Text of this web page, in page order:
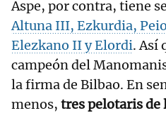
Aspe, por contra, tiene
Altuna III, Ezkurdia,
Elezkano II y Elordi. Así
campeón del
la firma de Bilbao. En
menos, tres pelotaris de